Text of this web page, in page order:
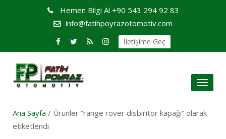
Hemen Bilgi Al +90 543 294 92 83
info@fatihpoyrazotomotiv.com
İletişime Geç
Toggle
Ana Sayfa / Ürünler “range rover disbiritör kapağı” olarak
etiketlendi